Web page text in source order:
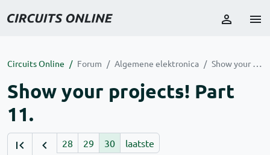
Circuits Online Forum Algemene elektronica Show your projects! Part 11.
Show your projects! Part
11.
28 29 30 laatste